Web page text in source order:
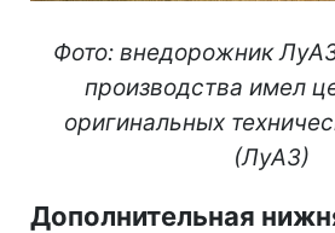
Фото: внедорожник
производства имел
оригинальных
(ЛуАЗ)
Дополнительная